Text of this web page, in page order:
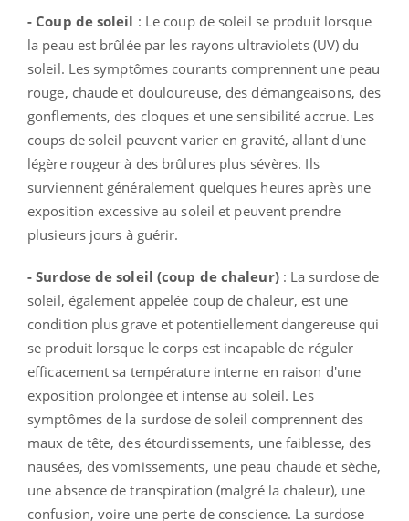
- Coup de soleil : Le coup de soleil se produit lorsque
la peau est brûlée par les rayons ultraviolets (UV) du
soleil. Les symptômes courants comprennent une peau
rouge, chaude et douloureuse, des démangeaisons, des
gonflements, des cloques et une sensibilité accrue. Les
coups de soleil peuvent varier en gravité, allant d'une
légère rougeur à des brûlures plus sévères. Ils
surviennent généralement quelques heures après une
exposition excessive au soleil et peuvent prendre
plusieurs jours à guérir.
- Surdose de soleil (coup de chaleur): La surdose de
soleil, également appelée coup de chaleur, est une
condition plus grave et potentiellement dangereuse qui
se produit lorsque le corps est incapable de réguler
efficacement sa température interne en raison d'une
exposition prolongée et intense au soleil. Les
symptômes de la surdose de soleil comprennent des
maux de tête, des étourdissements, une faiblesse, des
nausées, des vomissements, une peau chaude et sèche,
une absence de transpiration (malgré la chaleur), une
confusion, voire une perte de conscience. La surdose